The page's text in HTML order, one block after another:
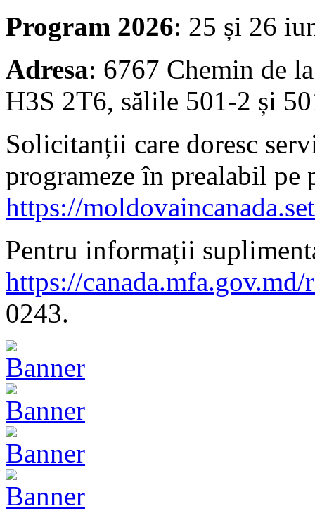
Program 2026: 25 și 26
Adresa: 6767 Chemin de
H3S 2T6, sălile 501-2 și
Solicitanții care doresc
programeze în prealabil pe
https://
Pentru informații
https://canada.mfa.gov.md/
0243.